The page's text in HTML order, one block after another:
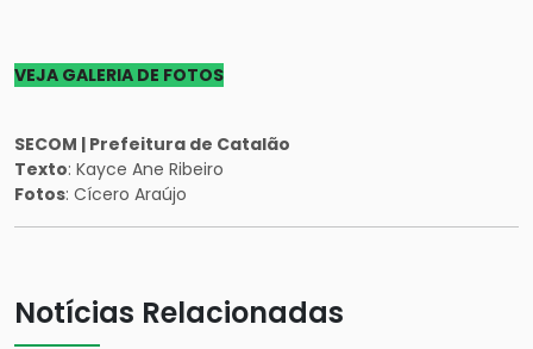
VEJA GALERIA DE FOTOS
SECOM | Prefeitura de Catalão
Texto: Kayce Ane Ribeiro
Fotos: Cícero Araújo
Notícias Relacionadas